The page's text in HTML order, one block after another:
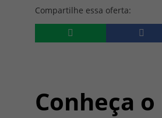
Compartilhe essa oferta:
Conheça o